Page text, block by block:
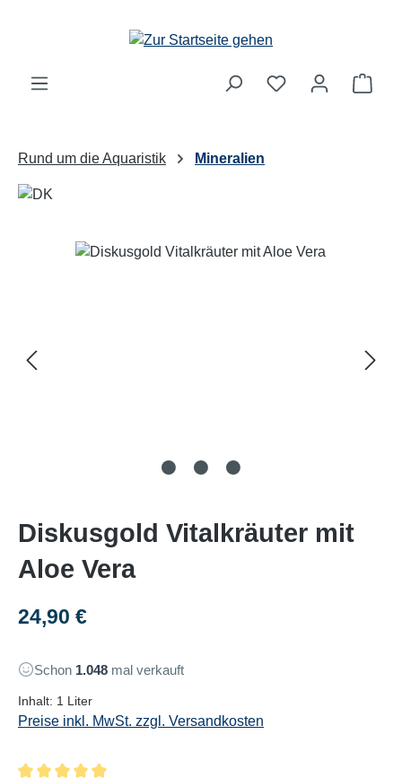
Rund um die Aquaristik Mineralien
Bildergalerie überspringen
Diskusgold Vitalkräuter mit
Aloe Vera
Regulärer Preis:
24,90 €
Schon 1.048 mal verkauft
Inhalt: 1 Liter
Preise inkl. MwSt. zzgl. Versandkosten